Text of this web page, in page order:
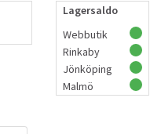
Lagersaldo
Webbutik
Rinkaby
Jönköping
Malmö